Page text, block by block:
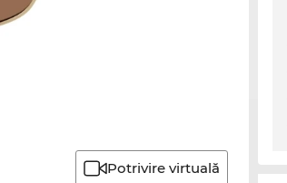
Potrivire virtuală